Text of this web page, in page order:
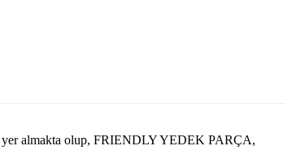
yer almakta olup, FRIENDLY YEDEK PARÇA,